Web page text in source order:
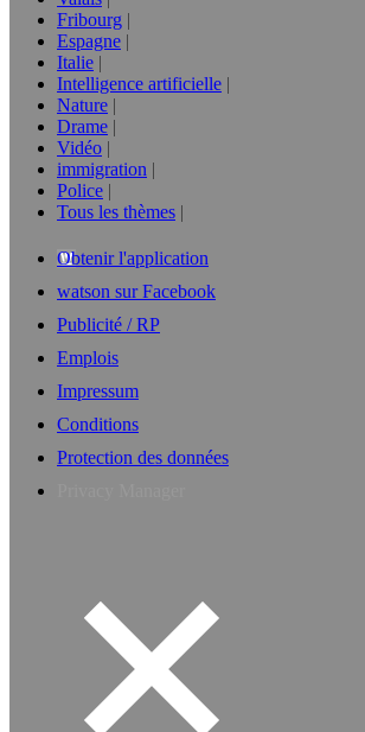
Fribourg
Espagne
Italie
Intelligence artificielle
Nature
Drame
Vidéo
immigration
Police
Tous les thèmes
Obtenir l'application
watson sur Facebook
Publicité / RP
Emplois
Impressum
Conditions
Protection des données